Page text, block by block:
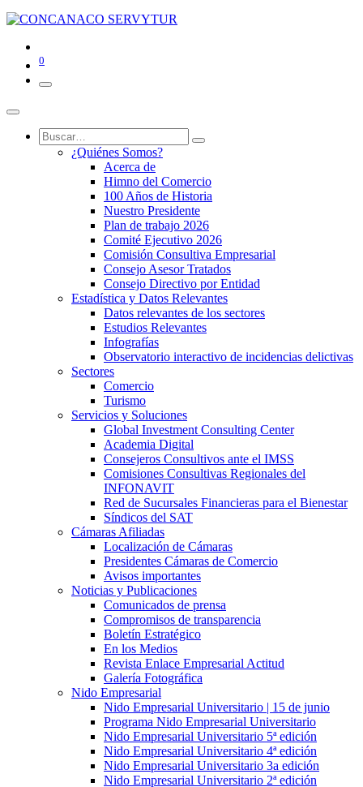
0
¿Quiénes Somos?
Acerca de
Himno del Comercio
100 Años de Historia
Nuestro Presidente
Plan de trabajo 2026
Comité Ejecutivo 2026
Comisión Consultiva Empresarial
Consejo Asesor Tratados
Consejo Directivo por Entidad
Estadística y Datos Relevantes
Datos relevantes de los sectores
Estudios Relevantes
Infografías
Observatorio interactivo de incidencias delictivas
Sectores
Comercio
Turismo
Servicios y Soluciones
Global Investment Consulting Center
Academia Digital
Consejeros Consultivos ante el IMSS
Comisiones Consultivas Regionales del
INFONAVIT
Red de Sucursales Financieras para el Bienestar
Síndicos del SAT
Cámaras Afiliadas
Localización de Cámaras
Presidentes Cámaras de Comercio
Avisos importantes
Noticias y Publicaciones
Comunicados de prensa
Compromisos de transparencia
Boletín Estratégico
En los Medios
Revista Enlace Empresarial Actitud
Galería Fotográfica
Nido Empresarial
Nido Empresarial Universitario | 15 de junio
Programa Nido Empresarial Universitario
Nido Empresarial Universitario 5ª edición
Nido Empresarial Universitario 4ª edición
Nido Empresarial Universitario 3a edición
Nido Empresarial Universitario 2ª edición